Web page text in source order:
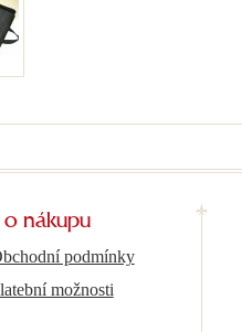
o nákupu
podmínky
možnosti